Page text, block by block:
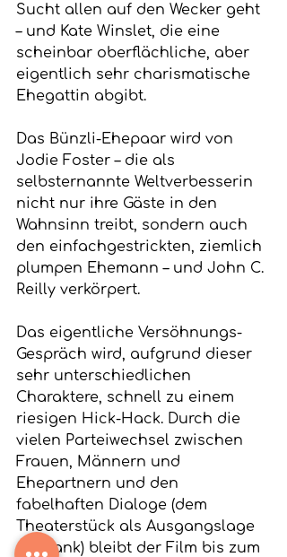
Sucht allen auf den Wecker geht
– und Kate Winslet, die eine
scheinbar oberflächliche, aber
eigentlich sehr charismatische
Ehegattin abgibt.
Das Bünzli-Ehepaar wird von
Jodie Foster – die als
selbsternannte Weltverbesserin
nicht nur ihre Gäste in den
Wahnsinn treibt, sondern auch
den einfachgestrickten, ziemlich
plumpen Ehemann – und John C.
Reilly verkörpert.
Das eigentliche Versöhnungs-
Gespräch wird, aufgrund dieser
sehr unterschiedlichen
Charaktere, schnell zu einem
riesigen Hick-Hack. Durch die
vielen Parteiwechsel zwischen
Frauen, Männern und
Ehepartnern und den
fabelhaften Dialoge (dem
Theaterstück als Ausgangslage
sie Dank) bleibt der Film bis zum